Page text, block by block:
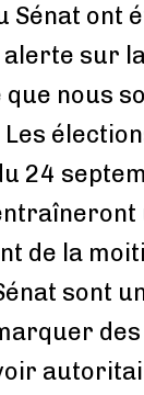
Sénat ont
alerte sur
nous
24
de la
sont